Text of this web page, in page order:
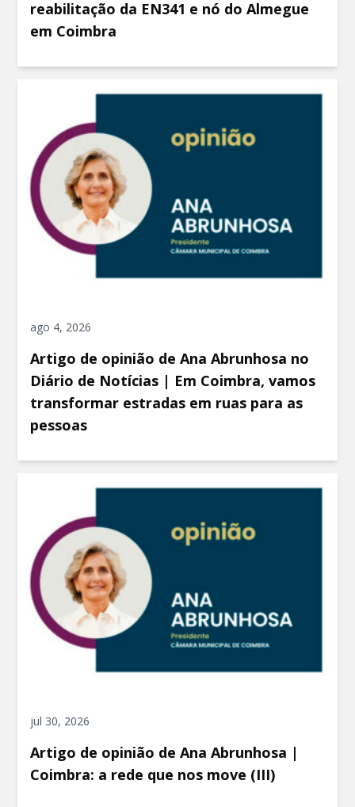
reabilitação da EN341 e nó do Almegue
em Coimbra
ago 4, 2026
Artigo de opinião de Ana Abrunhosa no
Diário de Notícias | Em Coimbra, vamos
transformar estradas em ruas para as
pessoas
jul 30, 2026
Artigo de opinião de Ana Abrunhosa |
Coimbra: a rede que nos move (III)